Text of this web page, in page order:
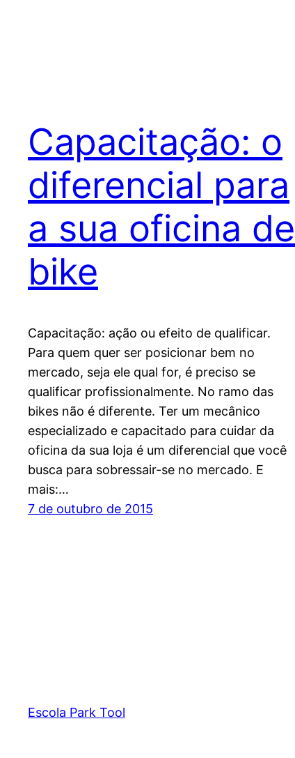
Capacitação: o
diferencial para
a sua oficina de
bike
Capacitação: ação ou efeito de qualificar.
Para quem quer ser posicionar bem no
mercado, seja ele qual for, é preciso se
qualificar profissionalmente. No ramo das
bikes não é diferente. Ter um mecânico
especializado e capacitado para cuidar da
oficina da sua loja é um diferencial que você
busca para sobressair-se no mercado. E
mais:…
7 de outubro de 2015
Escola Park Tool